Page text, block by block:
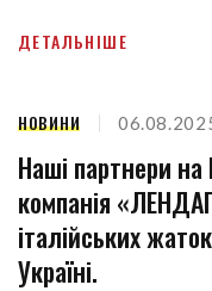
ДЕТАЛЬНІШЕ
НОВИНИ
Наші партнери
компанія
італійських
Україні.